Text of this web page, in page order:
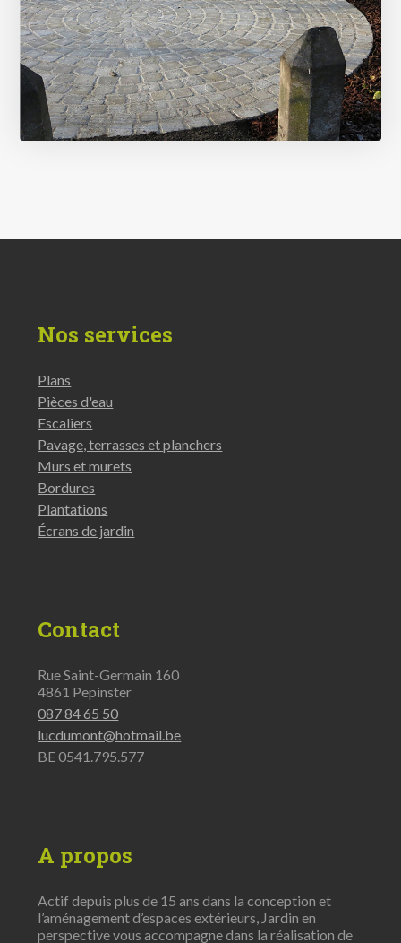
Restauration d'une pèce d'eau avec
cascade
11 photos
Nos services
Plans
Pièces d'eau
Escaliers
Pavage, terrasses et planchers
Murs et murets
Bordures
Plantations
Écrans de jardin
Contact
Rue Saint-Germain 160
4861 Pepinster
087 84 65 50
lucdumont@hotmail.be
BE 0541.795.577
A propos
Actif depuis plus de 15 ans dans la conception et
l’aménagement d’espaces extérieurs, Jardin en
perspective vous accompagne dans la réalisation de